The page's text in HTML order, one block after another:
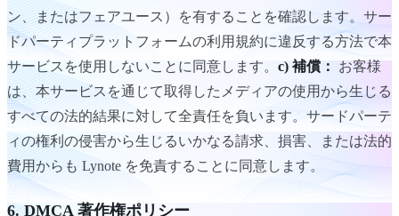
ン、またはフェアユース）を有することを確認します。サー
ドパーティプラットフォームの利用規約に違反する方法で本
サービスを使用しないことに同意します。 c) 補償：
お客様
は、本サービスを通じて取得したメディアの使用から生じる
すべての法的結果に対して全責任を負います。サードパーテ
ィの権利の侵害から生じるいかなる請求、損害、または法的
費用からも Lynote を免責することに同意します。
6. DMCA 著作権ポリシー